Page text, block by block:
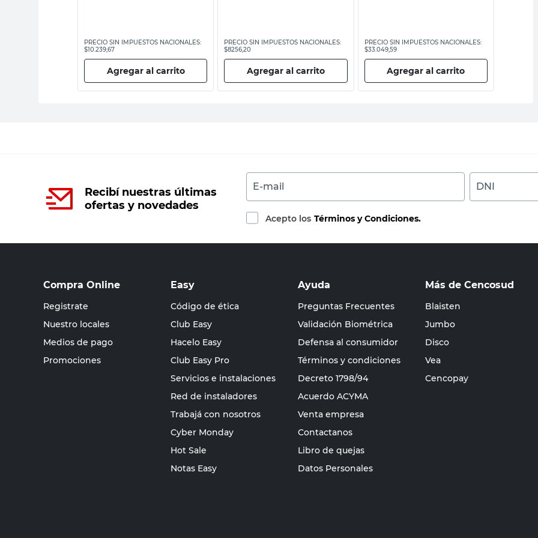
PRECIO SIN IMPUESTOS NACIONALES:
$10.239,67
Agregar al carrito
PRECIO SIN IMPUESTOS NACIONALES:
$8256,20
Agregar al carrito
PRECIO SIN IMPUESTOS NACIONALES:
$33.049,59
Agregar al carrito
Recibí nuestras últimas
ofertas y novedades
E-mail DNI
Acepto los Términos y Condiciones.
Compra Online
Registrate
Nuestro locales
Medios de pago
Promociones
Easy
Código de ética
Club Easy
Hacelo Easy
Club Easy Pro
Servicios e instalaciones
Red de instaladores
Trabajá con nosotros
Cyber Monday
Hot Sale
Notas Easy
Ayuda
Preguntas Frecuentes
Validación Biométrica
Defensa al consumidor
Términos y condiciones
Decreto 1798/94
Acuerdo ACYMA
Venta empresa
Contactanos
Libro de quejas
Datos Personales
Más de Cencosud
Blaisten
Jumbo
Disco
Vea
Cencopay